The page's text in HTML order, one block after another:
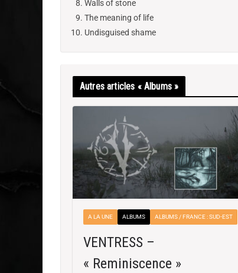
Walls of stone
The meaning of life
Undisguised shame
Autres articles « Albums »
A LA UNE ALBUMS ALBUMS / FRANCE : SUD-EST
VENTRESS –
« Reminiscence »